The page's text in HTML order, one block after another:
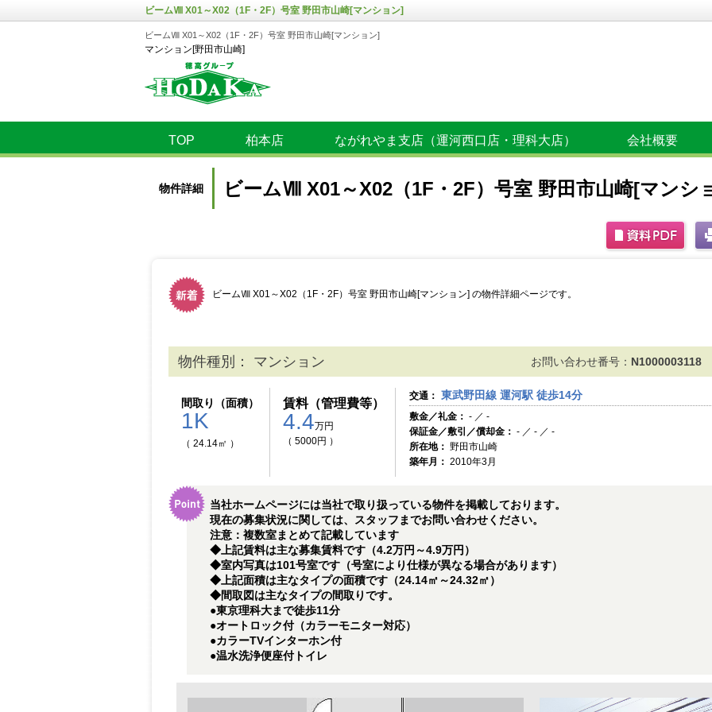
ビームⅧ X01～X02（1F・2F）号室 野田市山崎[マンション]
ビームⅧ X01～X02（1F・2F）号室 野田市山崎[マンション]
マンション[野田市山崎]
TOP 柏本店 ながれやま支店（運河西口店・理科大店） 会社概要
物件詳細 ビームⅧ X01～X02（1F・2F）号室 野田市山崎[マンシ
ビームⅧ X01～X02（1F・2F）号室 野田市山崎[マンション] の物件詳細ページです。
物件種別： マンション お問い合わせ番号： N1000003118
間取り（面積）
1K
（ 24.14㎡ ）
賃料（管理費等）
4.4万円
（ 5000円 ）
交通： 東武野田線 運河駅 徒歩14分
敷金／礼金： - ／ -
保証金／敷引／償却金： - ／ - ／ -
所在地： 野田市山崎
築年月： 2010年3月
当社ホームページには当社で取り扱っている物件を掲載しております。
現在の募集状況に関しては、スタッフまでお問い合わせください。
注意：複数室まとめて記載しています
◆上記賃料は主な募集賃料です（4.2万円～4.9万円）
◆室内写真は101号室です（号室により仕様が異なる場合があります）
◆上記面積は主なタイプの面積です（24.14㎡～24.32㎡）
◆間取図は主なタイプの間取りです。
●東京理科大まで徒歩11分
●オートロック付（カラーモニター対応）
●カラーTVインターホン付
●温水洗浄便座付トイレ